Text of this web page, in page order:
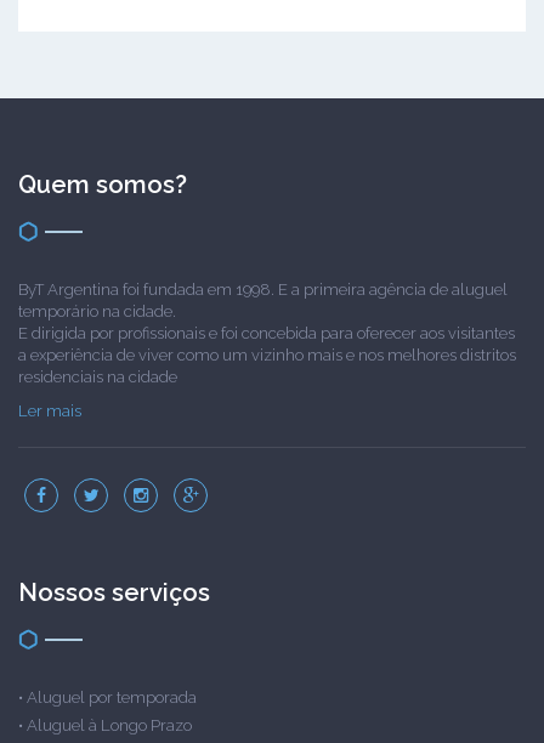
Quem somos?
ByT Argentina foi fundada em 1998. E a primeira agência de aluguel
temporário na cidade.
E dirigida por profissionais e foi concebida para oferecer aos visitantes
a experiência de viver como um vizinho mais e nos melhores distritos
residenciais na cidade
Ler mais
Nossos serviços
• Aluguel por temporada
• Aluguel à Longo Prazo